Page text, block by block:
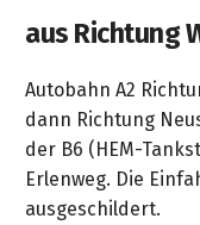
aus Richtung
Autobahn A2
dann Richtung
der B6 (HEM-
Erlenweg. Die
ausgeschildert.